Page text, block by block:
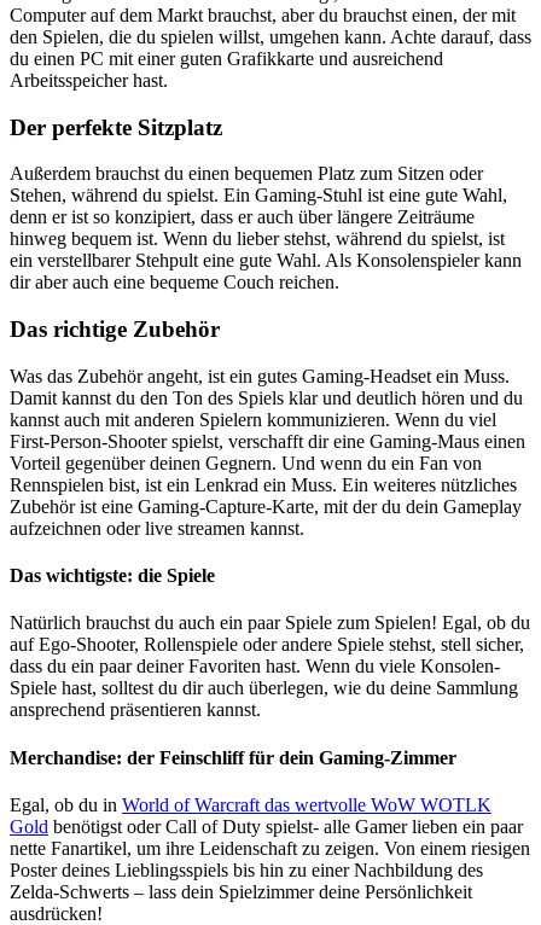
Computer auf dem Markt brauchst, aber du brauchst einen, der mit
den Spielen, die du spielen willst, umgehen kann. Achte darauf, dass
du einen PC mit einer guten Grafikkarte und ausreichend
Arbeitsspeicher hast.
Der perfekte Sitzplatz
Außerdem brauchst du einen bequemen Platz zum Sitzen oder
Stehen, während du spielst. Ein Gaming-Stuhl ist eine gute Wahl,
denn er ist so konzipiert, dass er auch über längere Zeiträume
hinweg bequem ist. Wenn du lieber stehst, während du spielst, ist
ein verstellbarer Stehpult eine gute Wahl. Als Konsolenspieler kann
dir aber auch eine bequeme Couch reichen.
Das richtige Zubehör
Was das Zubehör angeht, ist ein gutes Gaming-Headset ein Muss.
Damit kannst du den Ton des Spiels klar und deutlich hören und du
kannst auch mit anderen Spielern kommunizieren. Wenn du viel
First-Person-Shooter spielst, verschafft dir eine Gaming-Maus einen
Vorteil gegenüber deinen Gegnern. Und wenn du ein Fan von
Rennspielen bist, ist ein Lenkrad ein Muss. Ein weiteres nützliches
Zubehör ist eine Gaming-Capture-Karte, mit der du dein Gameplay
aufzeichnen oder live streamen kannst.
Das wichtigste: die Spiele
Natürlich brauchst du auch ein paar Spiele zum Spielen! Egal, ob du
auf Ego-Shooter, Rollenspiele oder andere Spiele stehst, stell sicher,
dass du ein paar deiner Favoriten hast. Wenn du viele Konsolen-
Spiele hast, solltest du dir auch überlegen, wie du deine Sammlung
ansprechend präsentieren kannst.
Merchandise: der Feinschliff für dein Gaming-Zimmer
Egal, ob du in World of Warcraft das wertvolle WoW WOTLK
Gold benötigst oder Call of Duty spielst- alle Gamer lieben ein paar
nette Fanartikel, um ihre Leidenschaft zu zeigen. Von einem riesigen
Poster deines Lieblingsspiels bis hin zu einer Nachbildung des
Zelda-Schwerts – lass dein Spielzimmer deine Persönlichkeit
ausdrücken!